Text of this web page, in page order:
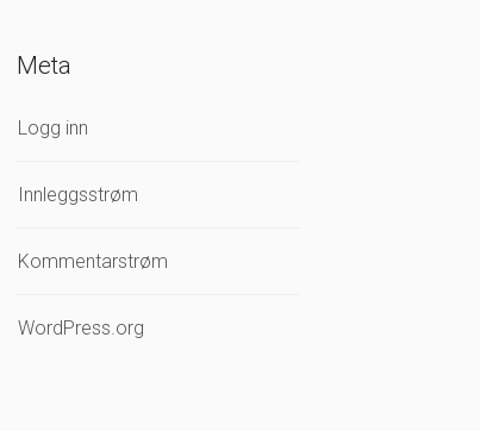
Meta
Logg inn
Innleggsstrøm
Kommentarstrøm
WordPress.org